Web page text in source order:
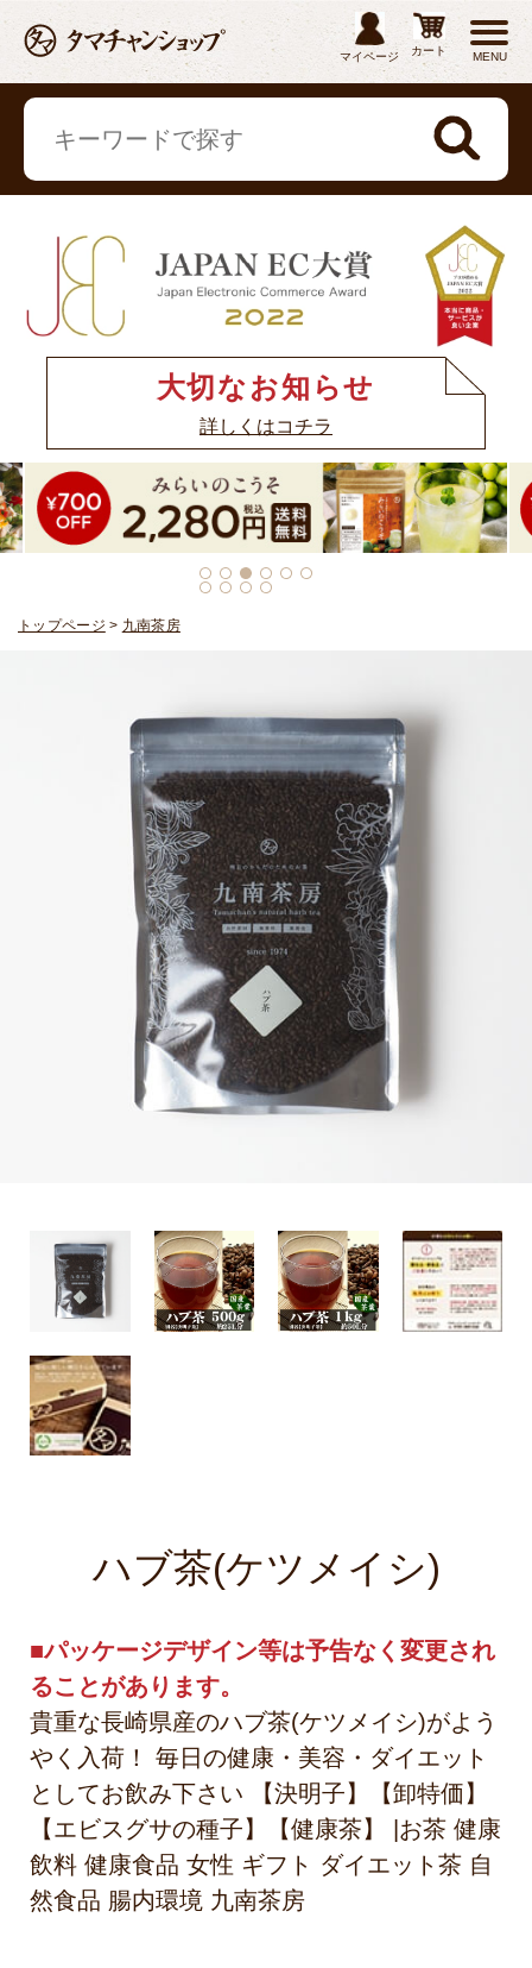
マイページ カート MENU
大切なお知らせ
詳しくはコチラ
トップページ > 九南茶房
ハブ茶(ケツメイシ)
■パッケージデザイン等は予告なく変更され
ることがあります。
貴重な長崎県産のハブ茶(ケツメイシ)がよう
やく入荷！ 毎日の健康・美容・ダイエット
としてお飲み下さい 【決明子】【卸特価】
【エビスグサの種子】【健康茶】 |お茶 健康
飲料 健康食品 女性 ギフト ダイエット茶 自
然食品 腸内環境 九南茶房